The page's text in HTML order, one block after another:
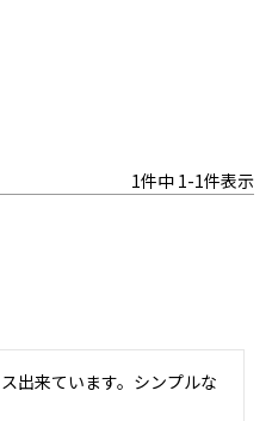
1件中 1-1件表示
出来ています。シンプルな